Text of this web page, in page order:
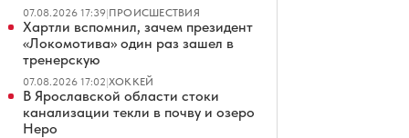
07.08.2026 17:39|ПРОИСШЕСТВИЯ
Хартли вспомнил, зачем президент
«Локомотива» один раз зашел в
тренерскую
07.08.2026 17:02|ХОККЕЙ
В Ярославской области стоки
канализации текли в почву и озеро
Неро